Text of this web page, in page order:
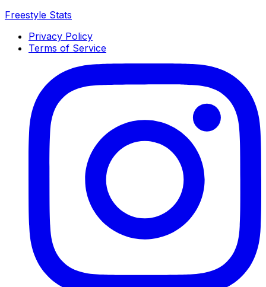
Freestyle Stats
Privacy Policy
Terms of Service